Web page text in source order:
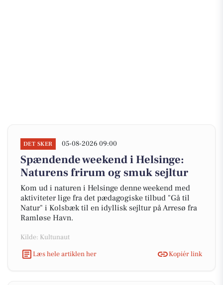
DET SKER 05-08-2026 09:00
Spændende weekend i Helsinge:
Naturens frirum og smuk sejltur
Kom ud i naturen i Helsinge denne weekend med
aktiviteter lige fra det pædagogiske tilbud "Gå til
Natur" i Kolsbæk til en idyllisk sejltur på Arresø fra
Ramløse Havn.
Kilde: Kultunaut
Læs hele artiklen her
Kopiér link